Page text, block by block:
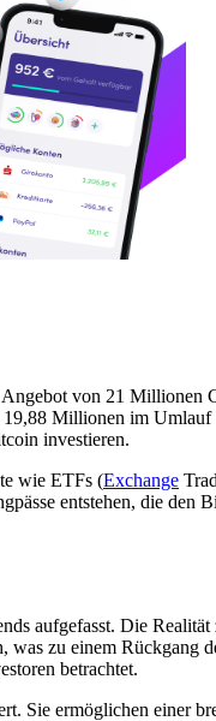
von 21 Millionen
Millionen im
investieren.
wie ETFs (Exchange
entstehen, die den
aufgefasst. Die
zu einem
betrachtet.
ermöglichen einer